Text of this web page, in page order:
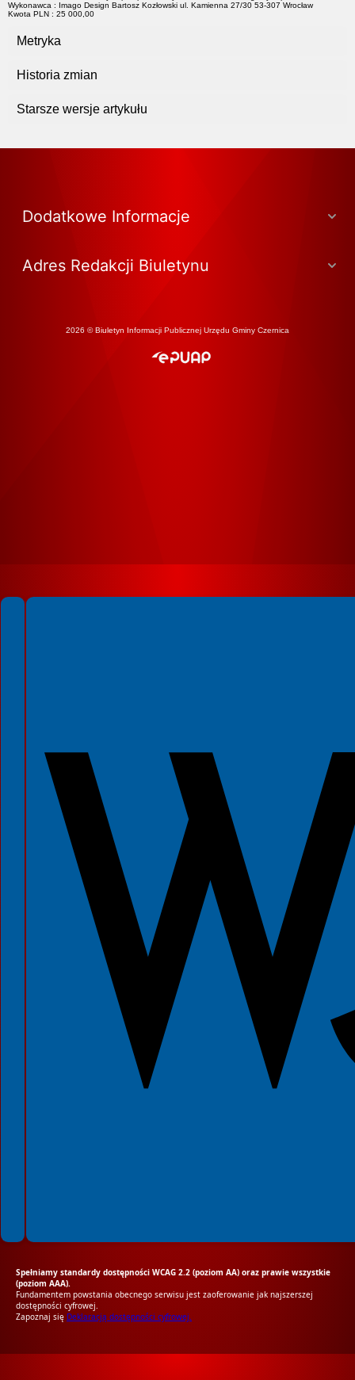
Wykonawca : Imago Design Bartosz Kozłowski ul. Kamienna 27/30 53-307 Wrocław
Kwota PLN : 25 000,00
Metryka
Historia zmian
Starsze wersje artykułu
Dodatkowe Informacje
Adres Redakcji Biuletynu
2026 © Biuletyn Informacji Publicznej Urzędu Gminy Czernica
Spełniamy standardy WCAG 2.2
Spełniamy standardy W3C
Spełniamy standardy dostępności WCAG 2.2 (poziom AA) oraz prawie wszystkie
(poziom AAA).
Fundamentem powstania obecnego serwisu jest zaoferowanie jak najszerszej
dostępności cyfrowej.
Zapoznaj się Deklaracją dostępności cyfrowej.